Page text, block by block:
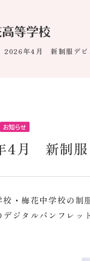
2026年4月 新制服デビ
お知らせ
4月 新制服
校・梅花中学校の
デジタルパンフレッ